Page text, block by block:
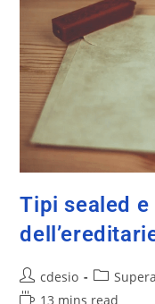
Tipi sealed
cdesio
13 mins read